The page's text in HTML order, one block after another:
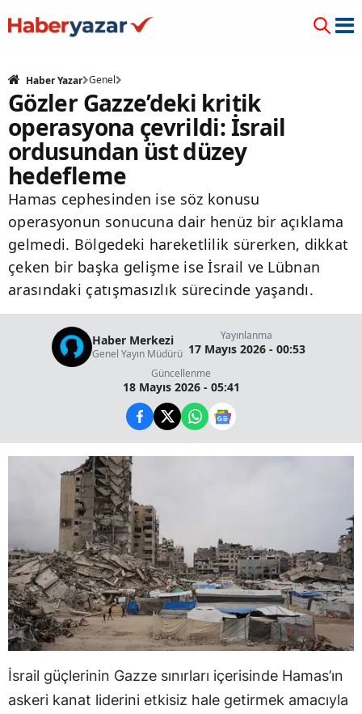
Haber Yazar Genel
Gözler Gazze’deki kritik
operasyona çevrildi: İsrail
ordusundan üst düzey
hedefleme
Hamas cephesinden ise söz konusu
operasyonun sonucuna dair henüz bir açıklama
gelmedi. Bölgedeki hareketlilik sürerken, dikkat
çeken bir başka gelişme ise İsrail ve Lübnan
arasındaki çatışmasızlık sürecinde yaşandı.
Haber Merkezi
Genel Yayın Müdürü
Yayınlanma
17 Mayıs 2026 - 00:53
Güncellenme
18 Mayıs 2026 - 05:41
İsrail güçlerinin Gazze sınırları içerisinde Hamas’ın
askeri kanat liderini etkisiz hale getirmek amacıyla